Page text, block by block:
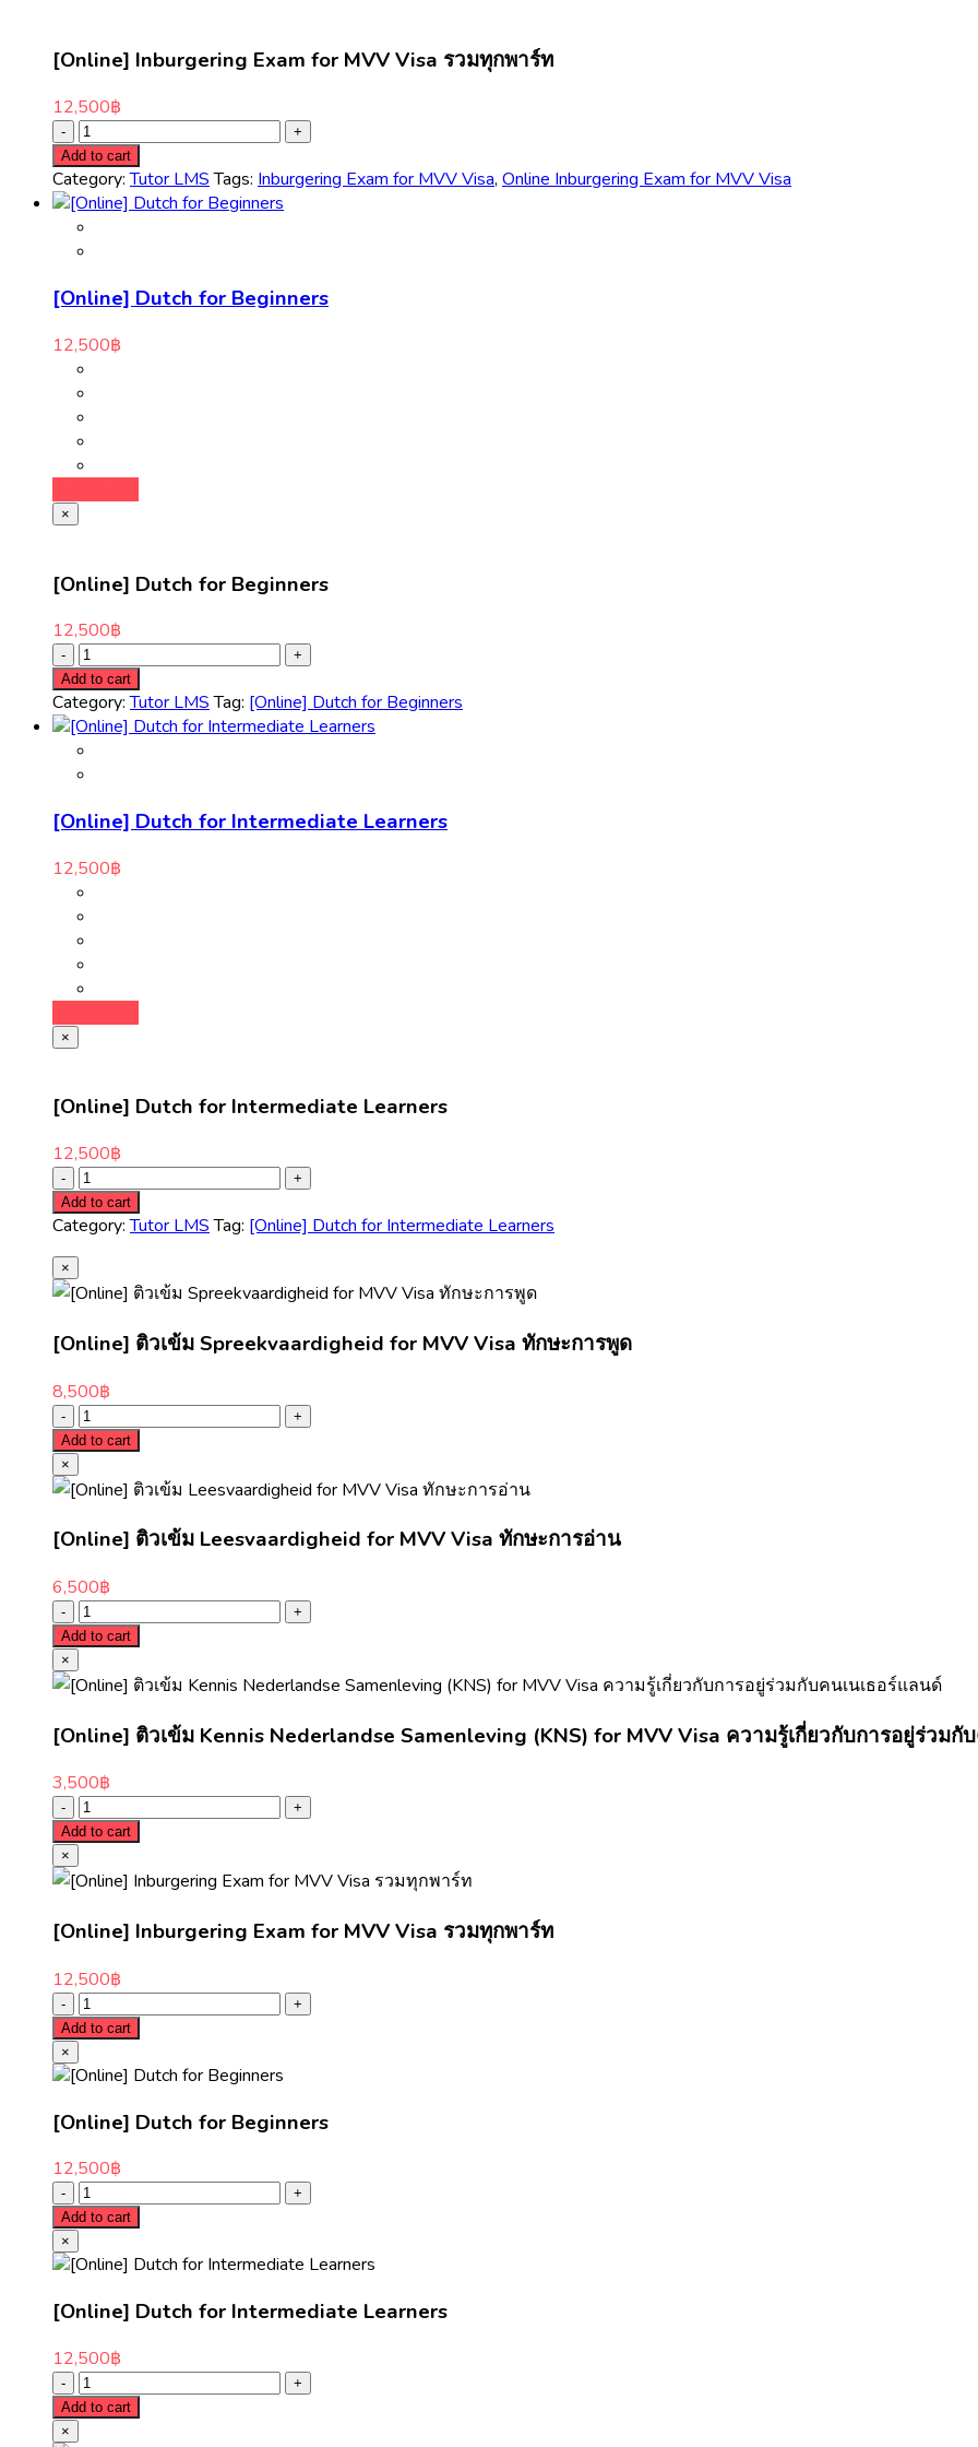
[Online] Inburgering Exam for MVV Visa รวมทุกพาร์ท
12,500฿
Add to cart
Category:Tutor LMS Tags: Inburgering Exam for MVV Visa, Online Inburgering Exam for MVV Visa
[Online] Dutch for Beginners
12,500฿
×
[Online] Dutch for Beginners
12,500฿
Add to cart
Category:Tutor LMS Tag: [Online] Dutch for Beginners
[Online] Dutch for Intermediate Learners
12,500฿
×
[Online] Dutch for Intermediate Learners
12,500฿
Add to cart
Category:Tutor LMS Tag: [Online] Dutch for Intermediate Learners
×
[Online] ติวเข้ม Spreekvaardigheid for MVV Visa ทักษะการพูด
8,500฿
Add to cart
×
[Online] ติวเข้ม Leesvaardigheid for MVV Visa ทักษะการอ่าน
6,500฿
Add to cart
×
[Online] ติวเข้ม Kennis Nederlandse Samenleving (KNS) for MVV Visa ความรู้เกี่ยวกับการอยู่ร่วมกั
3,500฿
Add to cart
×
[Online] Inburgering Exam for MVV Visa รวมทุกพาร์ท
12,500฿
Add to cart
×
[Online] Dutch for Beginners
12,500฿
Add to cart
×
[Online] Dutch for Intermediate Learners
12,500฿
Add to cart
×